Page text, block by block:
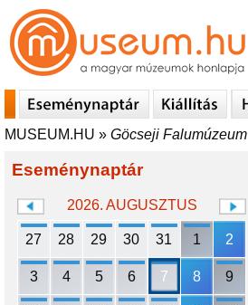
MUSEUM.HU » Göcseji Falumúzeum
Eseménynaptár
2026. AUGUSZTUS
27 28 29 30 31 1 2
3 4 5 6 7 8 9